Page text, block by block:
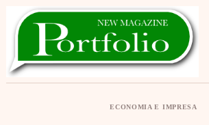
ECONOMIA E IMPRESA